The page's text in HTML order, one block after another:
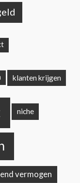
klanten krijgen
niche
vermogen